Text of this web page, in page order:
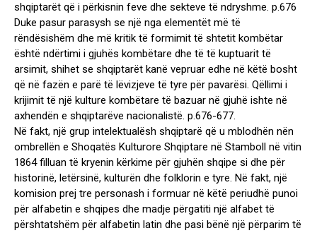
shqiptarët që i përkisnin feve dhe sekteve të ndryshme. p.676
Duke pasur parasysh se një nga elementët më të
rëndësishëm dhe më kritik të formimit të shtetit kombëtar
është ndërtimi i gjuhës kombëtare dhe të të kuptuarit të
arsimit, shihet se shqiptarët kanë vepruar edhe në këtë bosht
që në fazën e parë të lëvizjeve të tyre për pavarësi. Qëllimi i
krijimit të një kulture kombëtare të bazuar në gjuhë ishte në
axhendën e shqiptarëve nacionalistë. p.676-677.
Në fakt, një grup intelektualësh shqiptarë që u mblodhën nën
ombrellën e Shoqatës Kulturore Shqiptare në Stamboll në vitin
1864 filluan të kryenin kërkime për gjuhën shqipe si dhe për
historinë, letërsinë, kulturën dhe folklorin e tyre. Në fakt, një
komision prej tre personash i formuar në këtë periudhë punoi
për alfabetin e shqipes dhe madje përgatiti një alfabet të
përshtatshëm për alfabetin latin dhe pasi bënë një përparim të